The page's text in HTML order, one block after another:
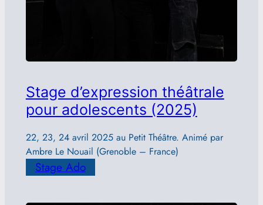
Stage d’expression théâtrale
pour adolescents (2025)
22, 23, 24 avril 2025 au Petit Théâtre. Animé par
Ambre Le Nouail (Grenoble – France)
Stage Ado